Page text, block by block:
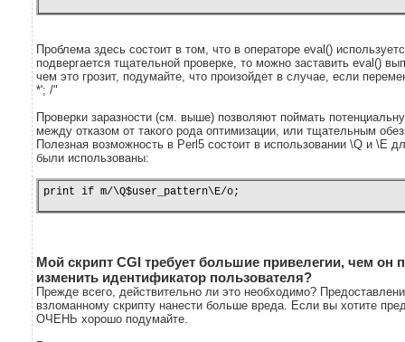
Проблема здесь состоит в том, что в операторе eval()
подвергается тщательной проверке, то можно заставить eval()
чем это грозит, подумайте, что произойдет в случае, если
*'; /"
Проверки заразности (см. выше) позволяют поймать
между отказом от такого рода оптимизации, или тщательным
Полезная возможность в Perl5 состоит в использовании \Q и \E
были использованы:
print if m/\Q$user_pattern\E/o;
Мой скрипт CGI требует большие привелегии, чем он
изменить идентификатор пользователя?
Прежде всего, действительно ли это необходимо?
взломанному скрипту нанести больше вреда. Если вы хотите
ОЧЕНЬ хорошо подумайте.